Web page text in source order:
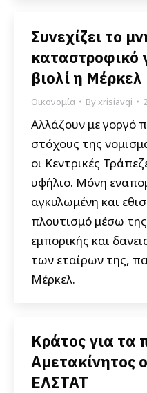
Συνεχίζει το
καταστροφικό
βιολί η Μέρκελ
Οικονομία Byxrisiavgi
Αλλάζουν με γοργό
στόχους της
οι Κεντρικές
υφήλιο. Μόνη
αγκυλωμένη και
πλουτισμό μέσω
εμπορικής και
των εταίρων της,
Μέρκελ.
Κράτος για τα
Αμετακίνητος
ΕΛΣΤΑΤ